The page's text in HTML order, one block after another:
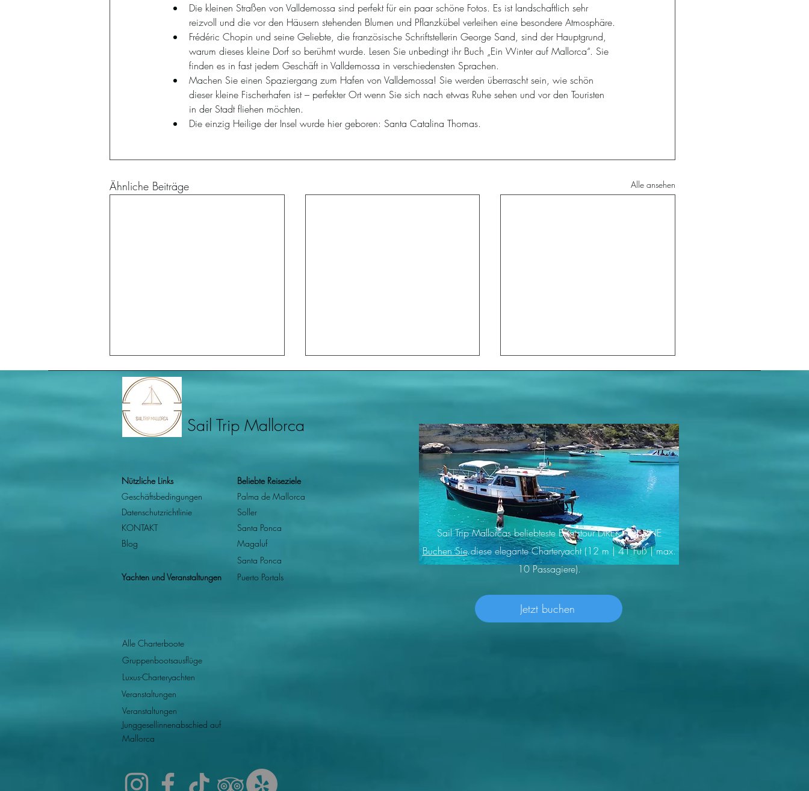
Die kleinen Straßen von Valldemossa sind perfekt für ein paar schöne Fotos. Es ist landschaftlich sehr
reizvoll und die vor den Häusern stehenden Blumen und Pflanzkübel verleihen eine besondere Atmosphäre.
Frédéric Chopin und seine Geliebte, die französische Schriftstellerin George Sand, sind der Hauptgrund,
warum dieses kleine Dorf so berühmt wurde. Lesen Sie unbedingt ihr Buch „Ein Winter auf Mallorca“. Sie
finden es in fast jedem Geschäft in Valldemossa in verschiedensten Sprachen.
Machen Sie einen Spaziergang zum Hafen von Valldemossa! Sie werden überrascht sein, wie schön
dieser kleine Fischerhafen ist – perfekter Ort wenn Sie sich nach etwas Ruhe sehen und vor den Touristen
in der Stadt fliehen möchten.
Die einzig Heilige der Insel wurde hier geboren: Santa Catalina Thomas.
Ähnliche Beiträge Alle ansehen
Sail Trip Mallorcas Leitfaden zu
den besten Bootsausflügen in
Sóller: Die Sa Calobra Route
Die besten Bootsausflüge in
Palma de Mallorca: Die
Ein erlebnisreicher Tag im
Beach Club von Mallorca mit
dem Boot und Rückkehr bei
Sonnenuntergang
Sail Trip Mallorca
Nützliche Links
Geschäftsbedingungen
Datenschutzrichtlinie
KONTAKT
Blog
Beliebte Reiseziele
Palma de Mallorca
Soller
Santa Ponca
Magaluf
Santa Ponca
Yachten und Veranstaltungen
Puerto Portals
Sail Trip Mallorcas beliebteste Bootstour DIREKT ONLINE
Buchen Siediese elegante Charteryacht (12 m | 41 Fuß | max.
10 Passagiere).
Jetzt buchen
Alle Charterboote
Gruppenbootsausflüge
Luxus-Charteryachten
Veranstaltungen
Veranstaltungen
Junggesellinnenabschied auf
Mallorca